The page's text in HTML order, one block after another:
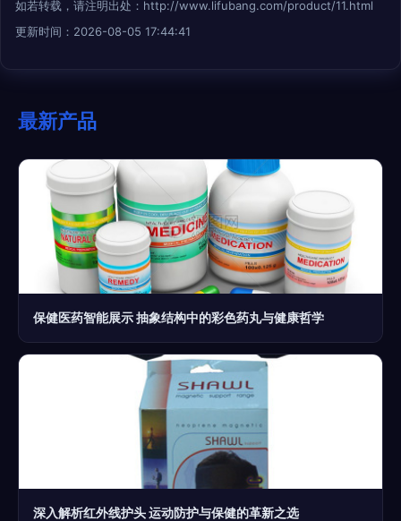
如若转载，请注明出处：http://www.lifubang.com/product/11.html
更新时间：2026-08-05 17:44:41
最新产品
保健医药智能展示 抽象结构中的彩色药丸与健康哲学
深入解析红外线护头 运动防护与保健的革新之选